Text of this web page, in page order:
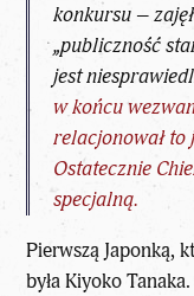
konkursu –
„publiczność
jest
w końcu
relacjonował to
Ostatecznie
specjalną.
Pierwszą Japonką,
była Kiyoko